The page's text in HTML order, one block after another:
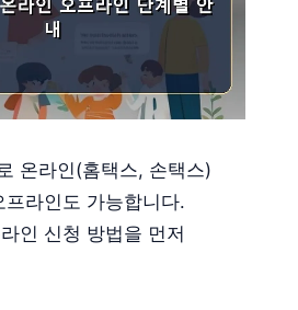
온라인(홈택스, 손택스)
라인도 가능합니다.
인 신청 방법을 먼저